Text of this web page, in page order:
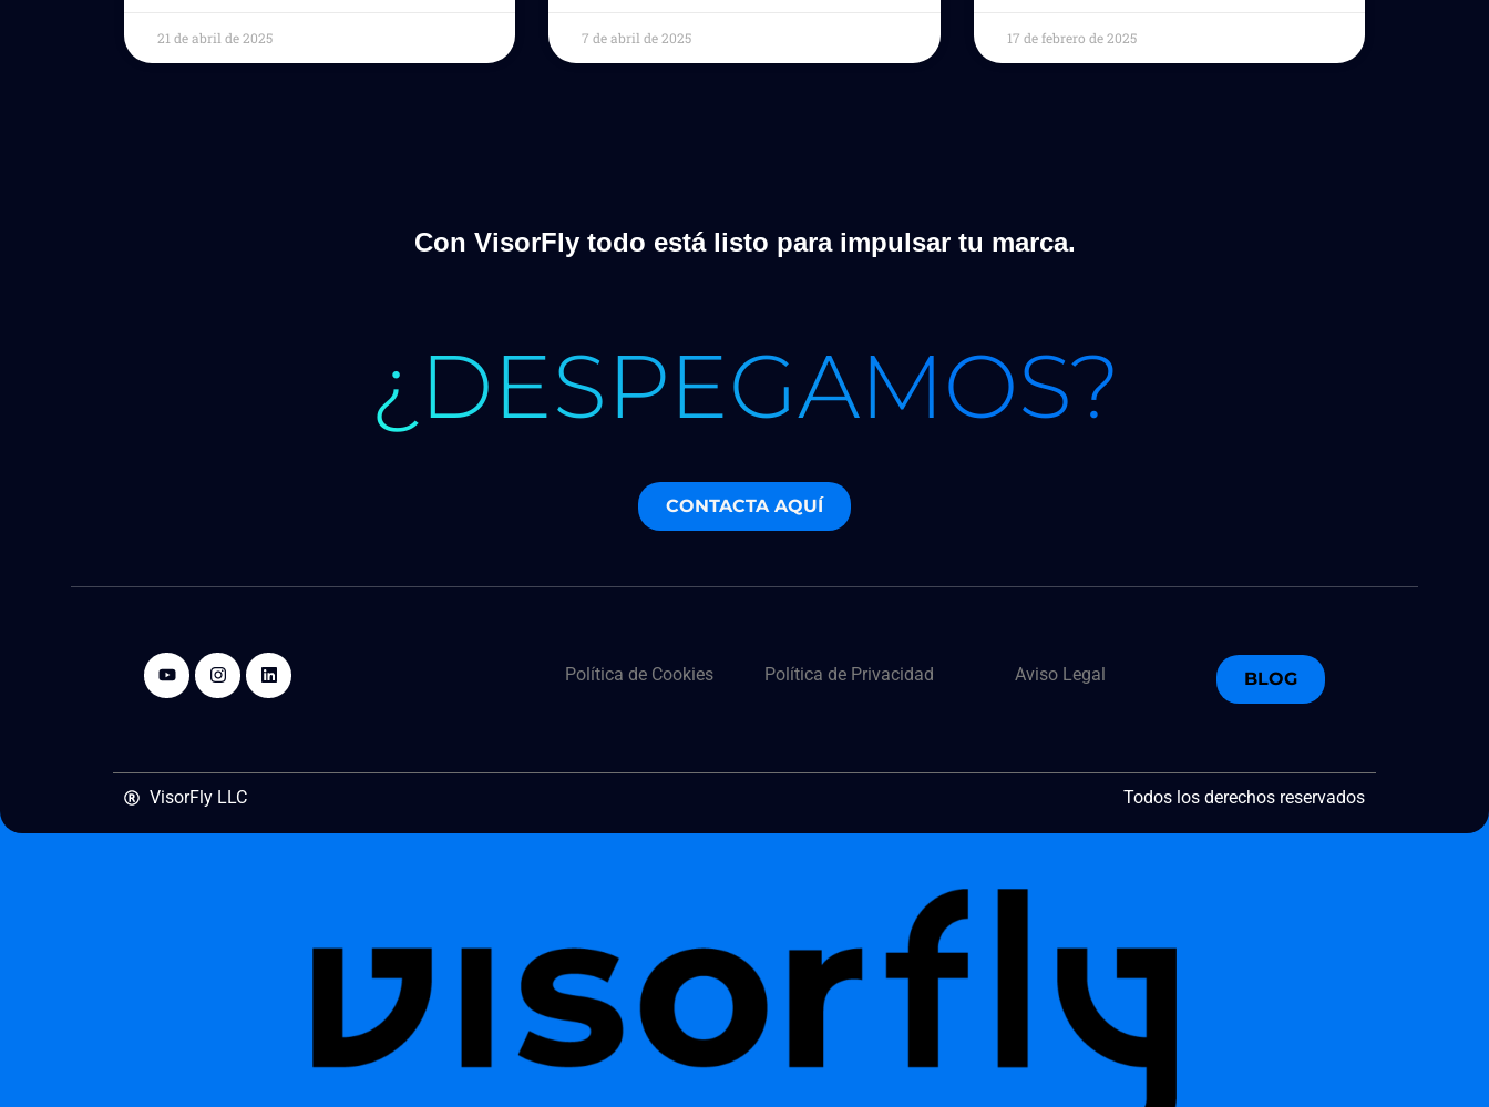
21 de abril de 2025 7 de abril de 2025 17 de febrero de 2025
Con VisorFly todo está listo para impulsar tu marca.
¿DESPEGAMOS?
CONTACTA AQUÍ
Política de Cookies Política de Privacidad Aviso Legal BLOG
VisorFly LLC Todos los derechos reservados